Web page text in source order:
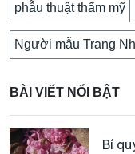
phẫu thuật thẩm mỹ
Người mẫu Trang
BÀI VIẾT NỔI BẬT
Bí